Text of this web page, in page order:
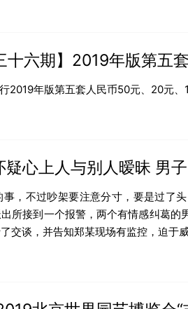
十六期】2019年版第五
2019年版第五套人民币50元、20元
疑心上人与别人暧昧 男
，不过吵架要注意分寸，要是过了
所接到一个报警，两个有情感纠葛
交谈，并告知郑某现场有监控，迫于